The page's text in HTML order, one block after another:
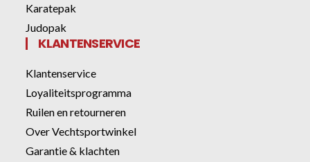
Karatepak
Judopak
KLANTENSERVICE
Klantenservice
Loyaliteitsprogramma
Ruilen en retourneren
Over Vechtsportwinkel
Garantie & klachten